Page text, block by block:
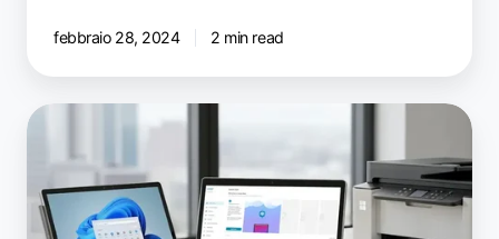
febbraio 28, 2024 2 min read
Stampa
Surface